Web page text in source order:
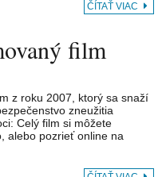
ČÍTAŤ VIAC
film
z roku 2007, ktorý sa snaží
zneužitia
Celý film si môžete
alebo pozrieť online na